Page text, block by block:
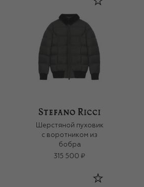
Шерстяной пуховик
с воротником из
бобра
315 500 ₽